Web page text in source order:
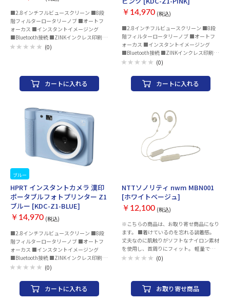
能：○ ケーブル長さ：1.8 m 重量：285 g
カラー：ブルー系
タ、キャリングケース、取扱説明書、保証
書、保証規定【ヘッド】周波数特性20Hz
35Ω【マイク】形式駆動方式：エレクトレ
ット コンデンサーサイズ：6mm【マイ
ク】指向性カーディオイド（単一指向性）
【マイク】周波数特性100Hz～10kHz対
応OSWindows 7以降主な対応機種USBポ
プションのソフトウェアのダウンロード
時）※Blue VO!CEやDTS Headphone:X
2.0サラウンドサウンドなどの高度な機能
HUBを通じてPCでのみ機能します仕様
1［ヘッドフォン］ドライバー：ハイブリ
ッドメッシュPRO-G 50mmマグネット：
ネオジム感度：91.7dB SPL ＠ 1 mW ＆
1cm仕様3［素材］フォーク：アルミニウ
ムヘッドバンド：スチールイヤーパッドお
よびヘッドパッド：低反発合成皮革同梱の
■2.8インチフルビュースクリーン ■8段
階フィルターロータリーノブ ■オートフ
ォーカス ■インスタントイメージング
■Bluetooth接続 ■ZINKインクレス印刷技
術 ■ARビデオ印刷 ■専用フィルム5枚付
(0)
カートに入れる
￥14,970 (税込)
■2.8インチフルビュースクリーン ■8段
階フィルターロータリーノブ ■オートフ
ォーカス ■インスタントイメージング
■Bluetooth接続 ■ZINKインクレス印刷技
術 ■ARビデオ印刷 ■専用フィルム5枚付
(0)
カートに入れる
ブルー
HPRT インスタントカメラ 漢印
ポータブルフォトプリンター Z1
ブルー [KDC-Z1-BLUE]
￥14,970 (税込)
■2.8インチフルビュースクリーン ■8段
階フィルターロータリーノブ ■オートフ
ォーカス ■インスタントイメージング
■Bluetooth接続 ■ZINKインクレス印刷技
術 ■ARビデオ印刷 ■専用フィルム5枚付
(0)
カートに入れる
NTTソノリティ nwm MBN001
[ホワイトベージュ]
￥12,100 (税込)
※こちらの商品は、お取り寄せ商品になり
ます。 ■着けているのを忘れる装着感。
丈夫なのに肌触りがソフトなナイロン素材
を使用し、首周りにフィット。 軽量で、
もちろん耳にも負担がかかりにくい形状。
でスピーカー。 オープンイヤー型に最適
化された直径12mmのドライバー。豊かな
音色を担うカーボンファイバーダイヤフラ
(0)
お取り寄せ商品